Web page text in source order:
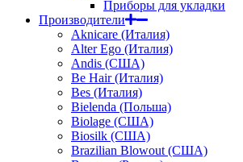
Приборы для укладки
Производители
Aknicare (Италия)
Alter Ego (Италия)
Andis (США)
Be Hair (Италия)
Bes (Италия)
Bielenda (Польша)
Biolage (США)
Biosilk (США)
Brazilian Blowout (США)